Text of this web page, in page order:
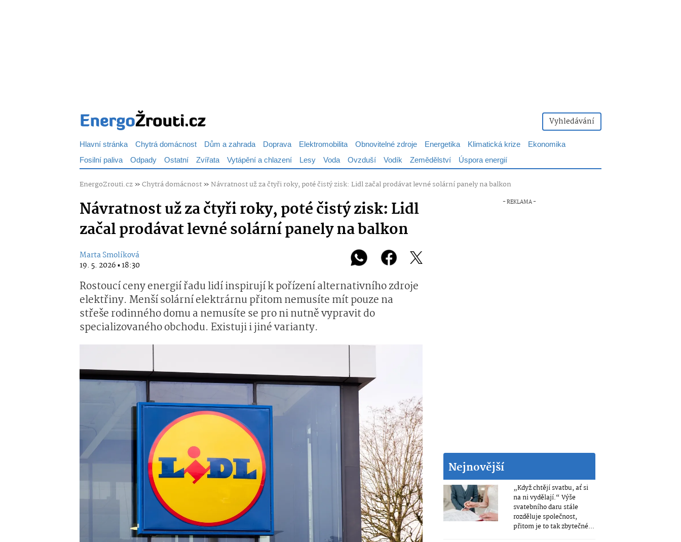
Vyhledávání
Hlavní stránka Chytrá domácnost Dům a zahrada Doprava Elektromobilita Obnovitelné zdroje Energetika Klimatická krize
Ekonomika
Fosilní paliva Odpady Ostatní Zvířata Vytápění a chlazení Lesy Voda Ovzduší Vodík Zemědělství Úspora energií
EnergoZrouti.cz»Chytrá domácnost»Návratnost už za čtyři roky, poté čistý zisk: Lidl začal prodávat levné solární panely na balkon
Návratnost už za čtyři roky, poté čistý zisk: Lidl
začal prodávat levné solární panely na balkon
Marta Smolíková
19. 5. 2026 ▪ 18:30
Rostoucí ceny energií řadu lidí inspirují k pořízení alternativního zdroje
elektřiny. Menší solární elektrárnu přitom nemusíte mít pouze na
střeše rodinného domu a nemusíte se pro ni nutně vypravit do
specializovaného obchodu. Existuji i jiné varianty.
Nejnovější
„Když chtějí svatbu, ať si
na ni vydělají.“ Výše
svatebního daru stále
rozděluje společnost,
přitom je to tak zbytečné...